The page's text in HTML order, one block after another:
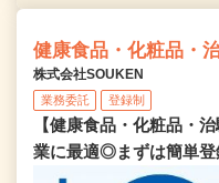
健康食品・化粧品・
株式会社SOUKEN
業務委託 登録制
【健康食品・化粧品・
業に最適◎まずは簡単登